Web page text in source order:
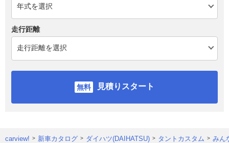
走行距離
見積りスタート
carview! 新車カタログ ダイハツ(DAIHATSU) タントカスタム みん